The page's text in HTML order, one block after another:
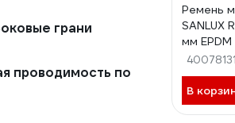
грани
проводимость по
Ремень
SANLUX
мм EPDM
40078131
В